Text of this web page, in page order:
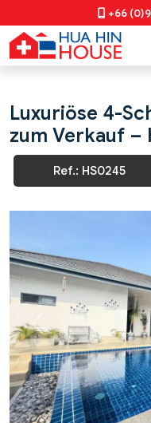
+66
Luxuriöse 4-
zum Verkauf –
Ref.: HS0245
Previous